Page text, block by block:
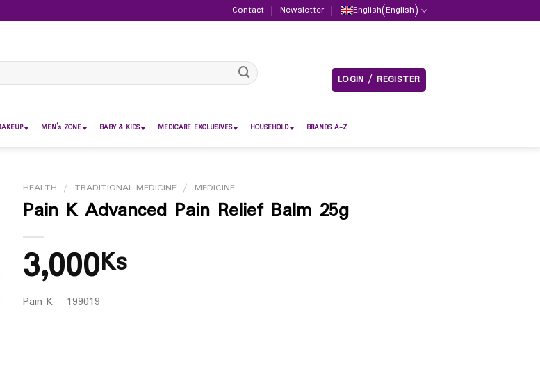
Contact Newsletter English(English)
LOGIN / REGISTER
MEN’s ZONE BABY & KIDS MEDICARE EXCLUSIVES HOUSEHOLD BRANDS A-Z
HEALTH / TRADITIONAL MEDICINE / MEDICINE
Pain K Advanced Pain Relief Balm 25g
3,000Ks
Pain K – 199019